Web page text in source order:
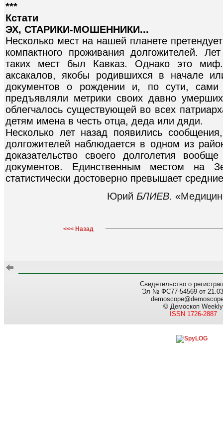
***
Кстати
ЭХ, СТАРИКИ-МОШЕННИКИ...
Несколько мест на нашей планете
компактного проживания долгожителей.
таких мест был Кавказ. Однако это
аксакалов, якобы родившихся в начале
документов о рождении и, по сути, сами
предъявляли метрики своих давно
облегчалось существующей во всех
детям имена в честь отца, деда или дяди.
Несколько лет назад появились
долгожителей наблюдается в одном из
доказательство своего долголетия
документов. Единственным местом на
статистически достоверно превышает
Юрий БЛИЕВ.
<<< Назад
Свидетельство о
Эл № ФС77-54569 от
© Демоскоп Weekly
ISSN 1726-2887